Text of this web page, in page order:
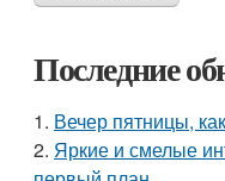
Последние
1. Вечер пятницы,
2. Яркие и смелые